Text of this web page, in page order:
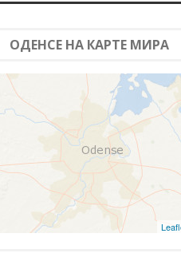
ОДЕНСЕ НА КАРТЕ МИРА